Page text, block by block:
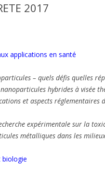
2017
applications en santé
– quels défis quelles
hybrides à visée
et aspects réglementaires
expérimentale sur la
métalliques dans les
biologie